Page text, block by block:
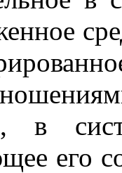
в
его